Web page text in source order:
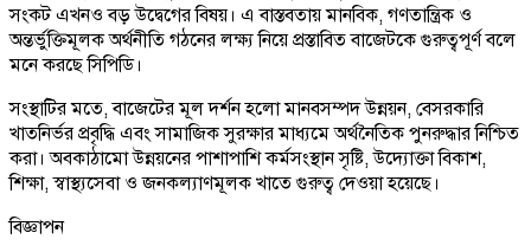
সংকট এখনও বড় উদ্বেগের বিষয়। এ বাস্তবতায় মানবিক, গণতান্ত্রিক ও
অন্তর্ভুক্তিমূলক অর্থনীতি গঠনের লক্ষ্য নিয়ে প্রস্তাবিত বাজেটকে গুরুত্বপূর্ণ বলে
মনে করছে সিপিডি।
সংস্থাটির মতে, বাজেটের মূল দর্শন হলো মানবসম্পদ উন্নয়ন, বেসরকারি
খাতনির্ভর প্রবৃদ্ধি এবং সামাজিক সুরক্ষার মাধ্যমে অর্থনৈতিক পুনরুদ্ধার নিশ্চিত
করা। অবকাঠামো উন্নয়নের পাশাপাশি কর্মসংস্থান সৃষ্টি, উদ্যোক্তা বিকাশ,
শিক্ষা, স্বাস্থ্যসেবা ও জনকল্যাণমূলক খাতে গুরুত্ব দেওয়া হয়েছে।
বিজ্ঞাপন